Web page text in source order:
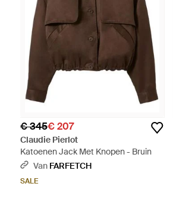
€ 345€ 207
Claudie Pierlot
Katoenen Jack Met Knopen - Bruin
Van FARFETCH
SALE